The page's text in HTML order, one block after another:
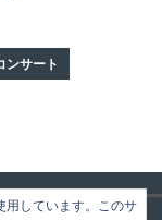
ンサート
しています。このサ